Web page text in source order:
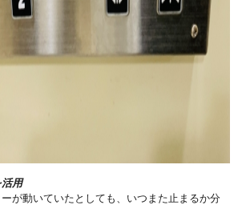
用
が動いていたとしても、 いつまた止まるか分